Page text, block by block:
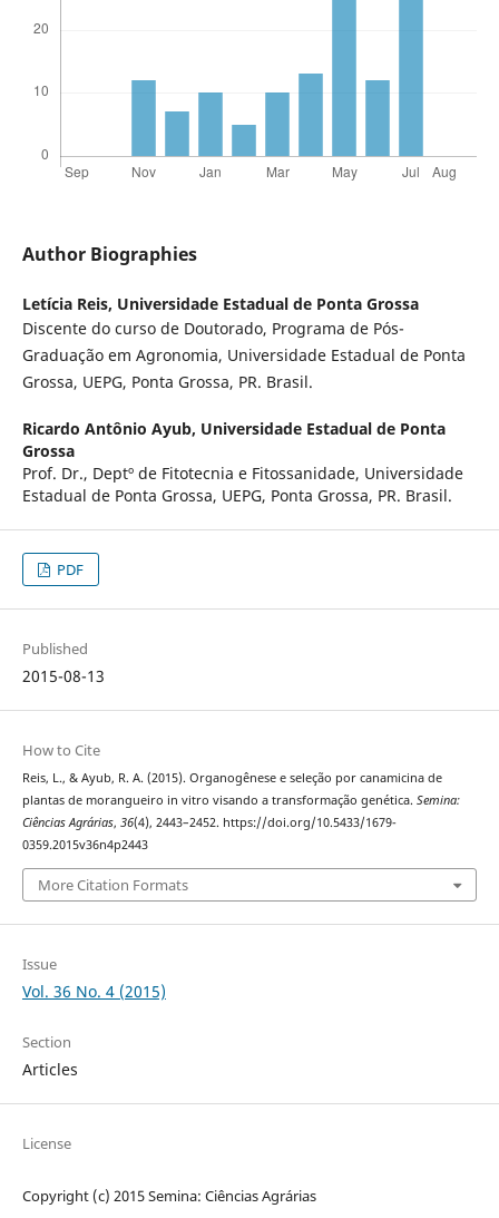
Author Biographies
Letícia Reis, Universidade Estadual de Ponta Grossa
Discente do curso de Doutorado, Programa de Pós-
Graduação em Agronomia, Universidade Estadual de Ponta
Grossa, UEPG, Ponta Grossa, PR. Brasil.
Ricardo Antônio Ayub, Universidade Estadual de Ponta
Grossa
Prof. Dr., Deptº de Fitotecnia e Fitossanidade, Universidade
Estadual de Ponta Grossa, UEPG, Ponta Grossa, PR. Brasil.
PDF
Published
2015-08-13
How to Cite
Reis, L., & Ayub, R. A. (2015). Organogênese e seleção por canamicina de
plantas de morangueiro in vitro visando a transformação genética. Semina:
Ciências Agrárias, 36(4), 2443–2452. https://doi.org/10.5433/1679-
0359.2015v36n4p2443
More Citation Formats
Issue
Vol. 36 No. 4 (2015)
Section
Articles
License
Copyright (c) 2015 Semina: Ciências Agrárias